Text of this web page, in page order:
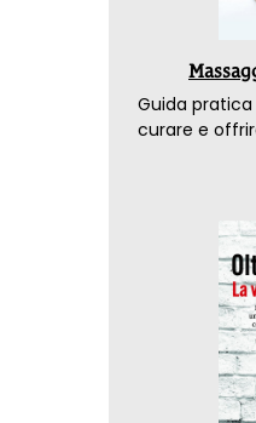
Guida
curare e offrire